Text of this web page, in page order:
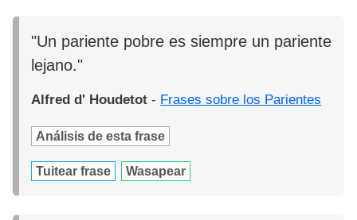
"Un pariente pobre es siempre un pariente
lejano."
Alfred d' Houdetot - Frases sobre los Parientes
Análisis de esta frase
Tuitear frase Wasapear